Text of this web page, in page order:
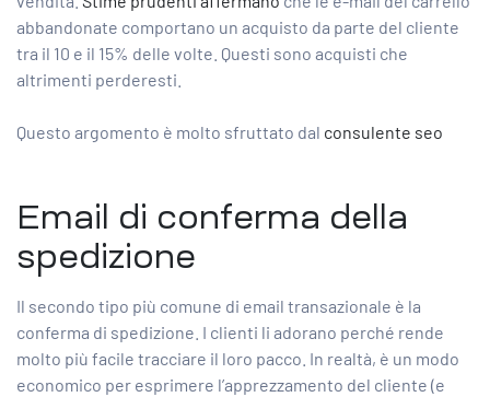
abbandonate comportano un acquisto da parte del cliente
tra il 10 e il 15% delle volte. Questi sono acquisti che
altrimenti perderesti.
Questo argomento è molto sfruttato dal consulente seo
Email di conferma della
spedizione
Il secondo tipo più comune di email transazionale è la
conferma di spedizione. I clienti li adorano perché rende
molto più facile tracciare il loro pacco. In realtà, è un modo
economico per esprimere l’apprezzamento del cliente (e